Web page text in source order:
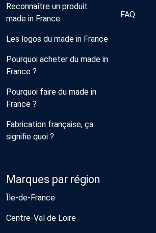
Reconnaître un produit
made in France
Les logos du made in France
Pourquoi acheter du made in
France ?
Pourquoi faire du made in
France ?
Fabrication française, ça
signifie quoi ?
FAQ
Marques par région
Île-de-France
Centre-Val de Loire